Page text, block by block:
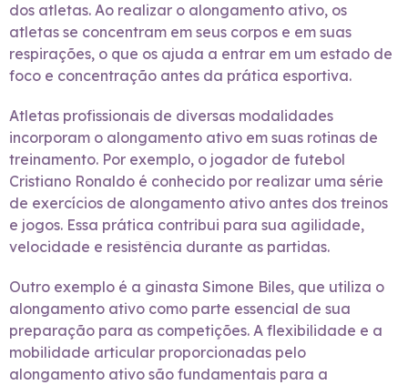
dos atletas. Ao realizar o alongamento ativo, os
atletas se concentram em seus corpos e em suas
respirações, o que os ajuda a entrar em um estado de
foco e concentração antes da prática esportiva.
Atletas profissionais de diversas modalidades
incorporam o alongamento ativo em suas rotinas de
treinamento. Por exemplo, o jogador de futebol
Cristiano Ronaldo é conhecido por realizar uma série
de exercícios de alongamento ativo antes dos treinos
e jogos. Essa prática contribui para sua agilidade,
velocidade e resistência durante as partidas.
Outro exemplo é a ginasta Simone Biles, que utiliza o
alongamento ativo como parte essencial de sua
preparação para as competições. A flexibilidade e a
mobilidade articular proporcionadas pelo
alongamento ativo são fundamentais para a